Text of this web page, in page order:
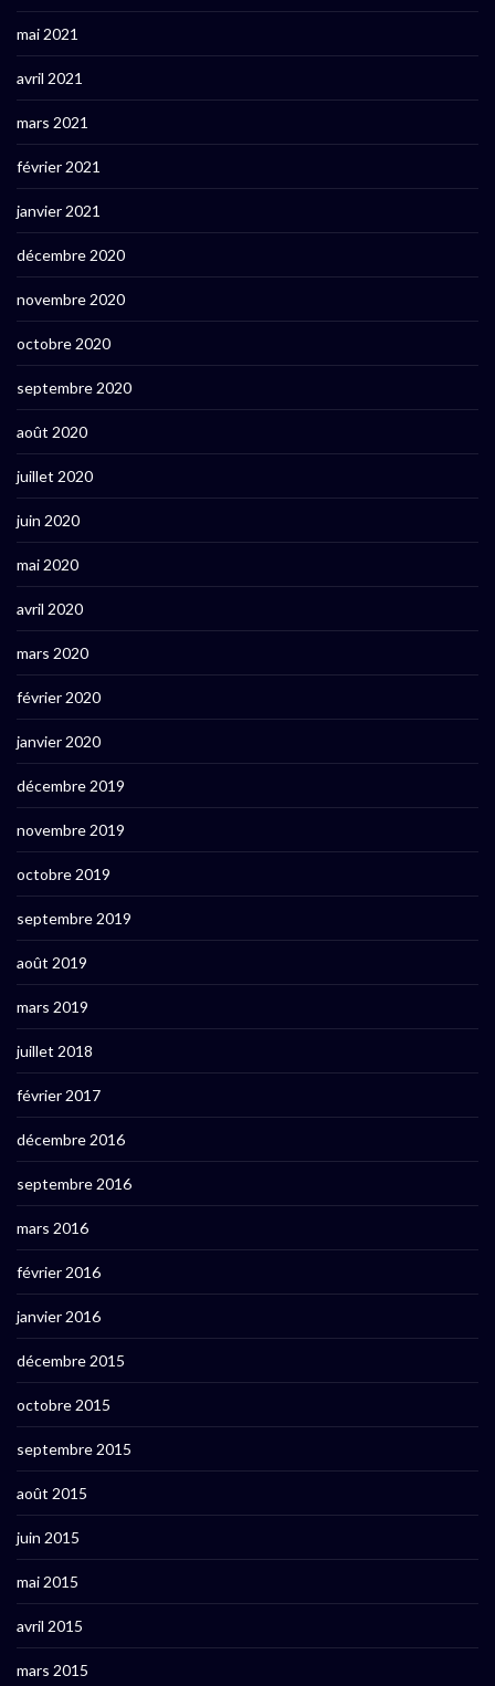
mai 2021
avril 2021
mars 2021
février 2021
janvier 2021
décembre 2020
novembre 2020
octobre 2020
septembre 2020
août 2020
juillet 2020
juin 2020
mai 2020
avril 2020
mars 2020
février 2020
janvier 2020
décembre 2019
novembre 2019
octobre 2019
septembre 2019
août 2019
mars 2019
juillet 2018
février 2017
décembre 2016
septembre 2016
mars 2016
février 2016
janvier 2016
décembre 2015
octobre 2015
septembre 2015
août 2015
juin 2015
mai 2015
avril 2015
mars 2015